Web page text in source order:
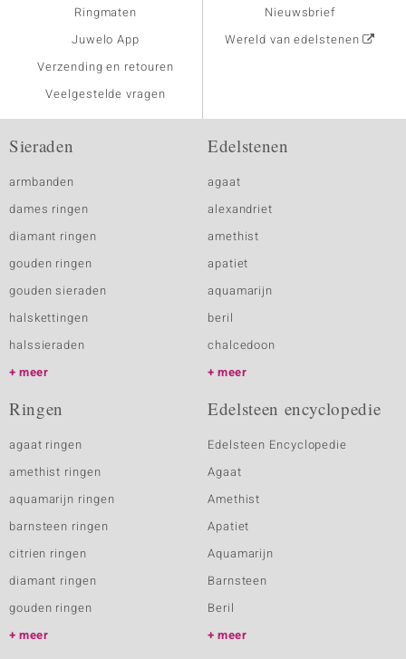
Ringmaten
Juwelo App
Verzending en retouren
Veelgestelde vragen
Nieuwsbrief
Wereld van edelstenen
Sieraden
armbanden
dames ringen
diamant ringen
gouden ringen
gouden sieraden
halskettingen
halssieraden
meer
Edelstenen
agaat
alexandriet
amethist
apatiet
aquamarijn
beril
chalcedoon
meer
Ringen
agaat ringen
amethist ringen
aquamarijn ringen
barnsteen ringen
citrien ringen
diamant ringen
gouden ringen
meer
Edelsteen encyclopedie
Edelsteen Encyclopedie
Agaat
Amethist
Apatiet
Aquamarijn
Barnsteen
Beril
meer